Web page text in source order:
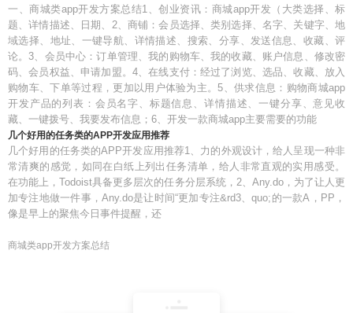
一、商城类app开发方案总结1、创业资讯：商城app开发（大类选择、标
题、详情描述、日期、2、商铺：会员选择、类别选择、名字、关键字、地
域选择、地址、一键导航、详情描述、搜索、分享、发送信息、收藏、评
论。3、会员中心：订单管理、我的购物车、我的收藏、账户信息、修改密
码、会员权益、申请加盟。4、在线支付：经过了浏览、选品、收藏、放入
购物车、下单等过程，更加以用户体验为主。5、供求信息：购物商城app
开发产品的列表：会员名字、标题信息、详情描述、一键分享、意见收
藏、一键拨号、我要发布信息；6、开发一款商城app主要需要的功能
几个好用的任务类的APP开发应用推荐
几个好用的任务类的APP开发应用推荐1、力的外观设计，给人呈现一种非
常清爽的感觉，如同在白纸上列出任务清单，给人非常直观的实用感受。
在功能上，Todoist具备更多层次的任务分层系统，2、Any.do，为了让人更
加专注地做一件事，Any.do是让时间“更加专注&rd3、quo;的一款A，PP，
像是早上的聚焦今日事件提醒，还
商城类app开发方案总结